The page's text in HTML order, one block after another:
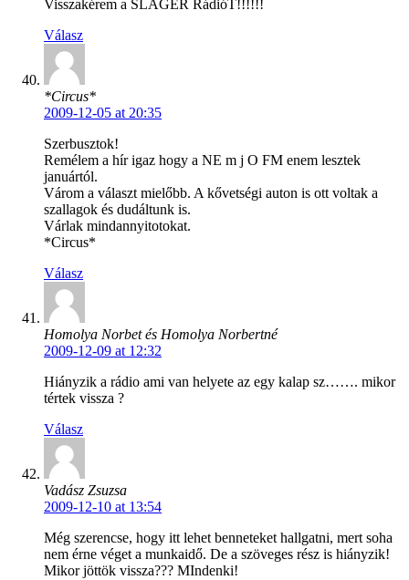
Visszakérem a SLÁGER RádióT!!!!!!
Válasz
*Circus*
2009-12-05 at 20:35
Szerbusztok!
Remélem a hír igaz hogy a NE m j O FM enem lesztek
januártól.
Várom a választ mielőbb. A kővetségi auton is ott voltak a
szallagok és dudáltunk is.
Várlak mindannyitotokat.
*Circus*
Válasz
Homolya Norbet és Homolya Norbertné
2009-12-09 at 12:32
Hiányzik a rádio ami van helyete az egy kalap sz……. mikor
tértek vissza ?
Válasz
Vadász Zsuzsa
2009-12-10 at 13:54
Még szerencse, hogy itt lehet benneteket hallgatni, mert soha
nem érne véget a munkaidő. De a szöveges rész is hiányzik!
Mikor jöttök vissza??? MIndenki!